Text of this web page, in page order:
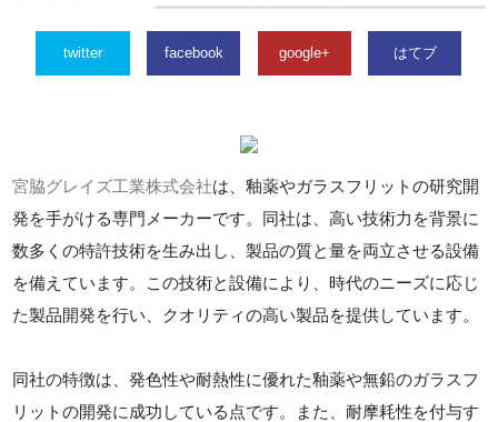
twitter facebook google+ はてブ
宮脇グレイズ工業株式会社は、釉薬やガラスフリットの研究開
発を手がける専門メーカーです。同社は、高い技術力を背景に
数多くの特許技術を生み出し、製品の質と量を両立させる設備
を備えています。この技術と設備により、時代のニーズに応じ
た製品開発を行い、クオリティの高い製品を提供しています。
同社の特徴は、発色性や耐熱性に優れた釉薬や無鉛のガラスフ
リットの開発に成功している点です。また、耐摩耗性を付与す